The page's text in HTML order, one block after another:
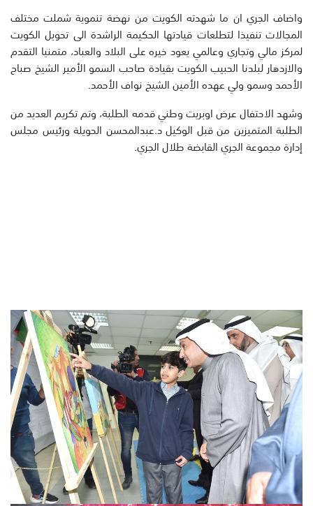
واضاف الجري ان ما شهدته الكويت من نهضة تنموية شملت مختلف
المجالات تنفيذا لتطلعات قيادتها الحكيمة الراشدة الى تحويل الكويت
لمركز مالي وتجاري وعالمي يعود خيره على البلاد والعباد، متمنيا التقدم
والازدهار لبلدنا الحبيب الكويت بقيادة صاحب السمو الأمير الشيخ صباح
الأحمد وسمو ولي عهده الأمين الشيخ نواف الأحمد.
وشهد الاحتفال عرض اوبريت وطني قدمه الطلبة، وتم تكريم العديد من
الطلبة المتميزين من قبل الوكيل د.عبدالمحسن الحويلة ورئيس مجلس
إدارة مجموعة الجري القابضة طلال الجري.